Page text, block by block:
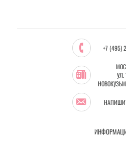
+7 (495)
УЛ.